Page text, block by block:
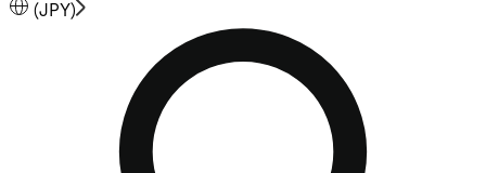
(JPY)